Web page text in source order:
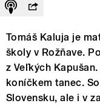
Tomáš Kaluja je
školy v Rožňave.
z Veľkých
koníčkem tanec.
Slovensku, ale i v